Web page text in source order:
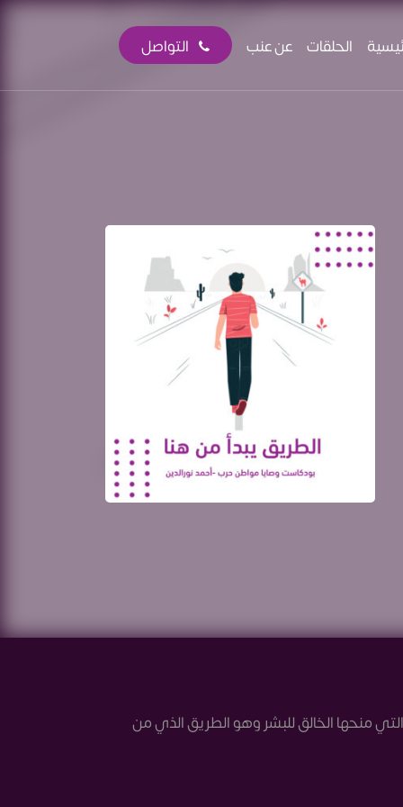
الحلقات عن عنب التواصل
منحها الخالق للبشر وهو الطريق الذي من